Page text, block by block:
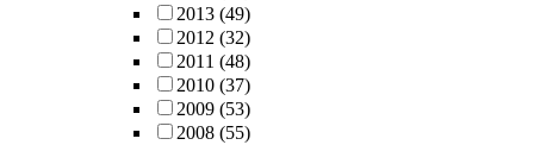
2013 (49)
2012 (32)
2011 (48)
2010 (37)
2009 (53)
2008 (55)